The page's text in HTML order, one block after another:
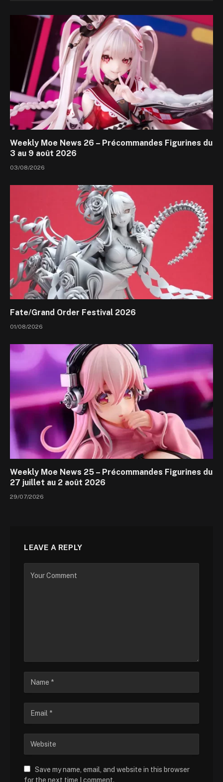
Weekly Moe News 26 – Précommandes Figurines du
3 au 9 août 2026
03/08/2026
Fate/Grand Order Festival 2026
01/08/2026
Weekly Moe News 25 – Précommandes Figurines du
27 juillet au 2 août 2026
29/07/2026
LEAVE A REPLY
Save my name, email, and website in this browser
for the next time I comment.